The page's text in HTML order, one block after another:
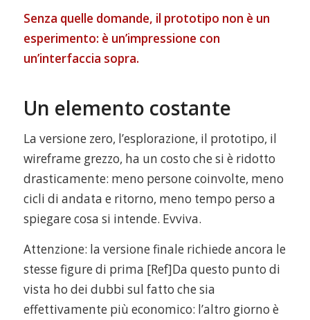
Senza quelle domande, il prototipo non è un
esperimento: è un’impressione con
un’interfaccia sopra.
Un elemento costante
La versione zero, l’esplorazione, il prototipo, il
wireframe grezzo, ha un costo che si è ridotto
drasticamente: meno persone coinvolte, meno
cicli di andata e ritorno, meno tempo perso a
spiegare cosa si intende. Evviva.
Attenzione: la versione finale richiede ancora le
stesse figure di prima [Ref]Da questo punto di
vista ho dei dubbi sul fatto che sia
effettivamente più economico: l’altro giorno è